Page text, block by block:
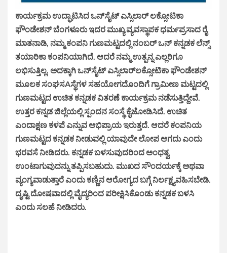
ಕಾರ್ಯಕ್ರಮ ಉದ್ಘಾಟಿಸಿದ ಒನ್‌ಸೈಟ್ ಎಸ್ಸಿಲಾರ್ ಲಕ್ಸೋಟಿಕಾ
ಫೌಂಡೇಶನ್ ಬೆಂಗಳೂರು ಇದರ ಮುಖ್ಯ ವ್ಯವಸ್ಥಾಪಕ ಧರ್ಮಪ್ರಸಾದ ರೈ
ಮಾತನಾಡಿ, ನಮ್ಮ ಕಂಪನಿ ಗುಣಮಟ್ಟದಲ್ಲಿ ನಂಬರ್ ಒನ್ ಕನ್ನಡಕ ಲೆನ್ಸ್
ತಯಾರಿಕಾ ಕಂಪನಿಯಾಗಿದೆ. ಆದರೆ ನಮ್ಮ ಉತ್ಪನ್ನ ಎಲ್ಲರಿಗೂ
ಲಭಿಸುತ್ತಿಲ್ಲ. ಅದಕ್ಕಾಗಿ ಒನ್‌ಸೈಟ್ ಎಸ್ಸಿಲಾರ್‌ಲಕ್ಸೋಟಿಕಾ ಫೌಂಡೇಶನ್
ಮೂಲಕ ಸಂಘಸAಸ್ಥೆಗಳ ಸಹಯೋಗದೊಂದಿಗೆ ಗ್ರಾಮೀಣ ಮಟ್ಟದಲ್ಲಿ
ಗುಣಮಟ್ಟದ ಉಚಿತ ಕನ್ನಡಕ ವಿತರಣೆ ಕಾರ್ಯಕ್ರಮ ನಡೆಸುತ್ತಿದ್ದೇವೆ.
ಉತ್ತರ ಕನ್ನಡ ಜಿಲ್ಲೆಯಲ್ಲಿ ಸ್ಪಂದನ ಸಂಸ್ಥೆ ಕೈಜೋಡಿಸಿದೆ. ಉಚಿತ
ಎಂದಾಕ್ಷಣ ಕಳಪೆ ಎನ್ನುವ ಅಭಿಪ್ರಾಯ ಇರುತ್ತದೆ. ಆದರೆ ಕಂಪನಿಯ
ಗುಣಮಟ್ಟದ ಕನ್ನಡಕ ನೀಡುವಲ್ಲಿ ಯಾವುದೇ ಲೋಪ ಆಗದು ಎಂದು
ಭರವಸೆ ನೀಡಿದರು. ಕನ್ನಡಕ ಬಳಸುವುದರಿಂದ ಅಂಧತ್ವ
ಉಂಟಾಗುವುದನ್ನು ತಪ್ಪಿಸಬಹುದು. ಮುಖದ ಸೌಂದರ್ಯಕ್ಕೆ ಅಥವಾ
ವ್ಯಂಗ್ಯವಾಡುತ್ತಾರೆ ಎಂದು ಕಣ್ಣಿನ ಆರೋಗ್ಯದ ಬಗ್ಗೆ ನಿರ್ಲಕ್ಷ್ಯವಹಿಸಬೇಡಿ.
ದೃಷ್ಟಿ ದೋಷವಾದಲ್ಲಿ ವೈದ್ಯರಿಂದ ಪರೀಕ್ಷಿಸಿಕೊಂಡು ಕನ್ನಡಕ ಬಳಸಿ
ಎಂದು ಸಲಹೆ ನೀಡಿದರು.